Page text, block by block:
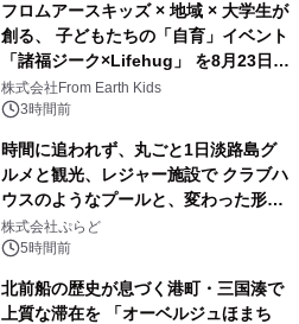
フロムアースキッズ × 地域 × 大学生が
創る、 子どもたちの「自育」イベント
「諸福ジーク×Lifehug」 を8月23日
(日)開催
株式会社From Earth Kids
3時間前
時間に追われず、丸ごと1日淡路島グ
ルメと観光、レジャー施設で クラブハ
ウスのようなプールと、変わった形の
サウナも 「THE BOXY AWAJI」のお
得な素泊まり連泊プランで
株式会社ぷらど
5時間前
北前船の歴史が息づく港町・三国湊で
上質な滞在を 「オーベルジュほまち